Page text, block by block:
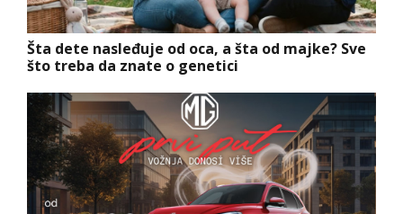
Šta dete nasleđuje od oca, a šta od majke? Sve
što treba da znate o genetici